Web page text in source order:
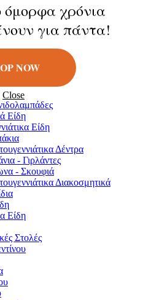
Χώρου
Eίδη
Είδη
Δέντρα
- Γιρλάντες
- Σκουφιά
Διακοσμητικά
Είδη
Στολές
όμορφα χρόνια
για πάντα!
NOW
Close